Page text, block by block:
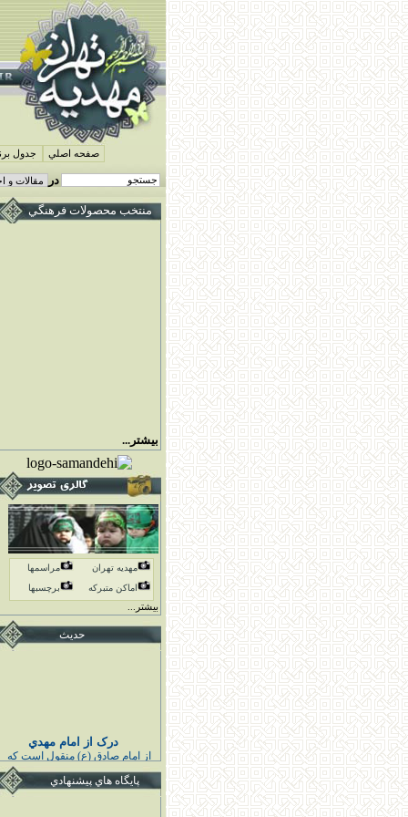
جدول صفحه اصلي
در
منتخب محصولات فرهنگي
بیشتر...
مهدیه تهران
مراسمها
اماكن متبركه
برچسبها
بیشتر...
حدیث
درک از امام مهدي
از امام صادق (ع) منقول است كه
پيامبر اكرم (ص) فرمودند :
خوشا به حال كسى كه قائم اهل
بيت مرا درك كند و به او اقتدا كند
پايگاه هاي پيشنهادي